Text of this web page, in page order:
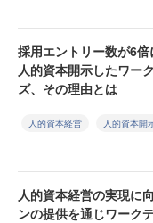
採用エントリー数が6
人的資本開示したワー
ズ、その理由とは
人的資本経営 人的資本開
人的資本経営の実現に
ンの提供を通じワーク